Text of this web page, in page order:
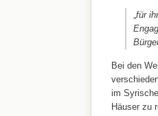
für
Bei den
im
Häuser zu